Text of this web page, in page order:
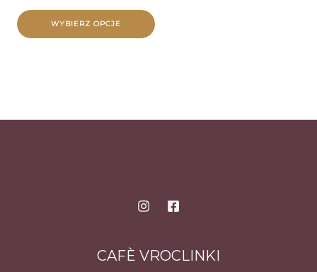
WYBIERZ OPCJE
CAFÈ VROCLINKI